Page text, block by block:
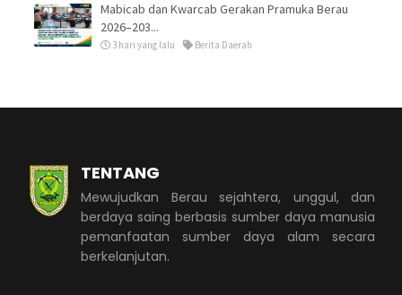
Mabicab dan Kwarcab Gerakan Pramuka Berau
2026–203...
3 hari yang lalu Berita Daerah
TENTANG
Mewujudkan Berau sejahtera, unggul, dan
berdaya saing berbasis sumber daya manusia
pemanfaatan sumber daya alam secara
berkelanjutan.